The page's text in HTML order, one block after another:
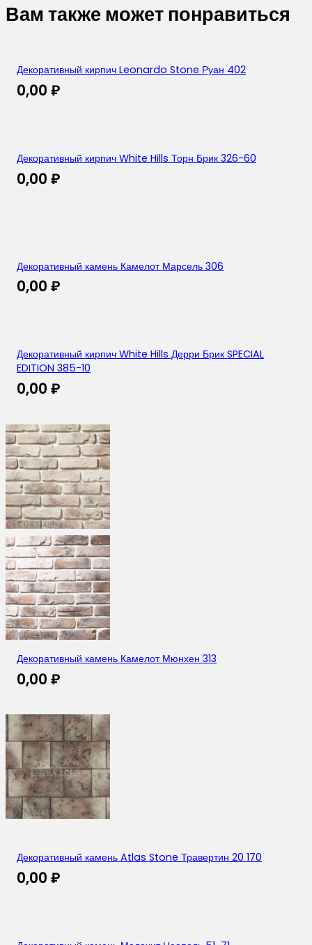
Вам также может понравиться
Декоративный кирпич Leonardo Stone Руан 402
0,00 ₽
Декоративный кирпич White Hills Торн Брик 326-60
0,00 ₽
Декоративный камень Камелот Марсель 306
0,00 ₽
Декоративный кирпич White Hills Дерри Брик SPECIAL
EDITION 385-10
0,00 ₽
Декоративный камень Камелот Мюнхен 313
0,00 ₽
Декоративный камень Atlas Stone Травертин 20 170
0,00 ₽